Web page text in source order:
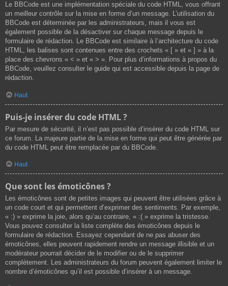
Le BBCode est une implémentation spéciale du code HTML, vous offrant
un meilleur contrôle sur la mise en forme d’un message. L’utilisation du
BBCode est déterminée par les administrateurs, mais il vous est
également possible de la désactiver sur chaque message depuis le
formulaire de rédaction. Le BBCode est similaire à l’architecture du code
HTML, les balises sont contenues entre des crochets « [ » et « ] » à la
place des chevrons « < » et « > ». Pour plus d’informations à propos du
BBCode, veuillez consulter le guide qui est accessible depuis la page de
rédaction.
Haut
Puis-je insérer du code HTML ?
Par mesure de sécurité, il n’est pas possible d’insérer du code HTML sur
ce forum. La majeure partie de la mise en forme qui peut être générée par
du code HTML peut être remplacée par du BBCode.
Haut
Que sont les émoticônes ?
Les émoticônes sont de petites images qui peuvent être utilisées grâce à
un code court et qui permettent d’exprimer des sentiments. Par exemple,
« :) » exprime la joie, alors qu’au contraire, « :( » exprime la tristesse.
Vous pouvez consulter la liste complète des émoticônes depuis le
formulaire de rédaction. Essayez cependant de ne pas abuser des
émoticônes, elles peuvent rapidement rendre un message illisible et un
modérateur pourrait décider de le modifier ou de le supprimer
complètement. Les administrateurs du forum peuvent également limiter le
nombre d’émoticônes qu’il est possible d’insérer à un message.